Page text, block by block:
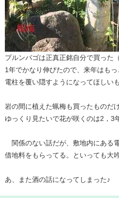
プルンパゴは正真正銘自分で買った（
1年でかなり伸びたので、来年はも
電柱を覆い隠すようになってほしいも
岩の間に植えた蝋梅も買ったものだ
ゆっくり見たいで花が咲くのは2，3
関係のない話だが、敷地内にある
借地料をもらってる。といっても大
あ、また酒の話になってしまった♪